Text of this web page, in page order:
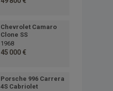
Chevrolet Camaro
Clone SS
1968
45 000 €
Porsche 996 Carrera
4S Cabriolet